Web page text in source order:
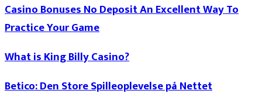
Casino Bonuses No Deposit An Excellent Way To
Practice Your Game
What is King Billy Casino?
Betico: Den Store Spilleoplevelse på Nettet